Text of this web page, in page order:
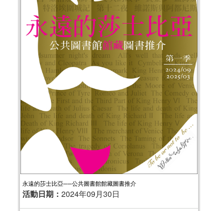
永遠的莎士比亞──公共圖書館館藏圖書推介
活動日期： 2024年09月30日